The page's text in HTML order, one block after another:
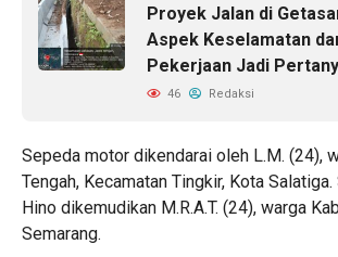
Proyek Jalan di
Aspek Keselamatan
Pekerjaan Jadi
46 Redaksi
Sepeda motor dikendarai oleh L.M. (24),
Tengah, Kecamatan Tingkir, Kota
Hino dikemudikan M.R.A.T. (24), warga
Semarang.